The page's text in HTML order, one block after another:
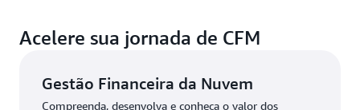
Acelere sua jornada de CFM
Gestão Financeira da Nuvem
Compreenda, desenvolva e conheça o valor dos